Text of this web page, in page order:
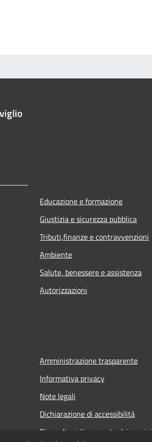
Educazione e formazione
Giustizia e sicurezza pubblica
Tributi,finanze e contravvenzioni
Ambiente
Salute, benessere e assistenza
Autorizzazioni
Amministrazione trasparente
Informativa privacy
Note legali
Dichiarazione di accessibilità
Piano di miglioramento dei servizi